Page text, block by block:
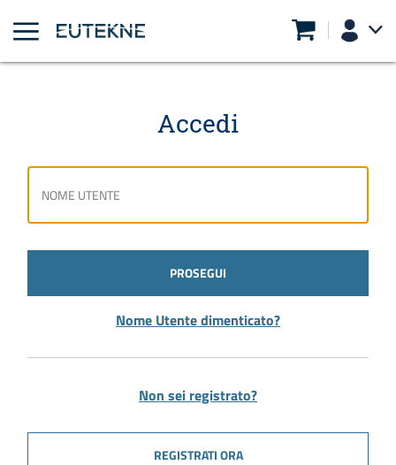
Accedi
PROSEGUI
Nome Utente dimenticato?
Non sei registrato?
REGISTRATI ORA